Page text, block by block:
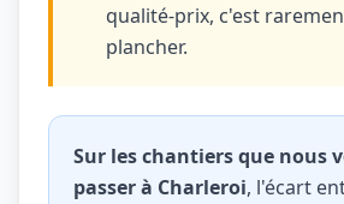
qualité-prix, c'est
plancher.
Sur les chantiers que nous
passer à Charleroi, l'écart